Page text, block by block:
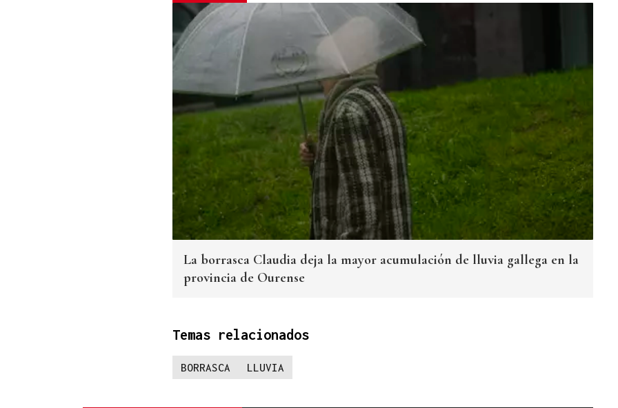
La borrasca Claudia deja la mayor acumulación de lluvia gallega en la
provincia de Ourense
Temas relacionados
BORRASCA LLUVIA